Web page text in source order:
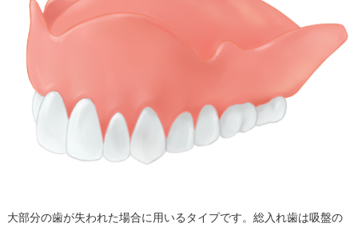
大部分の歯が失われた場合に用いるタイプです。総入れ歯は吸盤の